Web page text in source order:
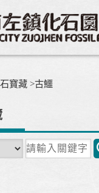
寶藏 >古鱷
關
鍵